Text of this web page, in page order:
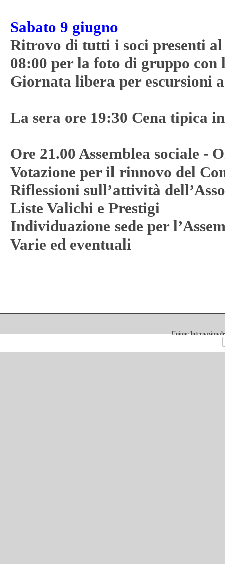
Sabato 9 giugno
Ritrovo di tutti i soci presenti
08:00 per la foto di gruppo con
Giornata libera per escursioni
La sera ore 19:30 Cena tipica
Ore 21.00 Assemblea sociale -
Votazione per il rinnovo del
Riflessioni sull’attività
Liste Valichi e Prestigi
Individuazione sede per
Varie ed eventuali
Unione